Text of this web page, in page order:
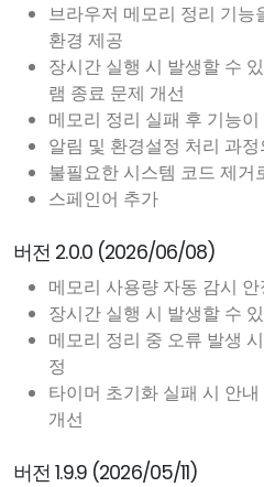
브라우저 메모리 정리 기
환경 제공
장시간 실행 시 발생할 수
램 종료 문제 개선
메모리 정리 실패 후 기능
알림 및 환경설정 처리 과
불필요한 시스템 코드 제거
스페인어 추가
버전 2.0.0 (2026/06/08)
메모리 사용량 자동 감시
장시간 실행 시 발생할 수
메모리 정리 중 오류 발생
정
타이머 초기화 실패 시 안
개선
버전 1.9.9 (2026/05/11)